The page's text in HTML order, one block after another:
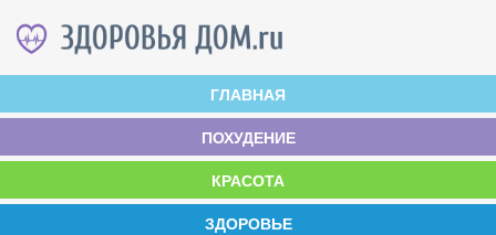
ГЛАВНАЯ
ПОХУДЕНИЕ
КРАСОТА
ЗДОРОВЬЕ